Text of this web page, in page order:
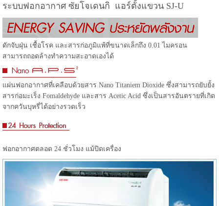
ระบบฟอกอากาศ ซัยโจเดนกิ แอร์ตั้งแขวน SJ-U
ดักจับฝุ่น เชื้อโรค และสารก่อภูมิแพ้ที่ขนาดเล็กถึง 0.01 ไมครอน
สามารถถอดล้างทำความสะอาดเองได้
แผ่นฟอกอากาศที่เคลือบด้วยสาร Nano Titaniem Dioxide ซึ่งสามารถยับยั้ง
สารก่อมะเร็ง Fomaldehyde และสาร Acetic Acid ซึ่งเป็นสารอันตรายที่เกิด
จากควันบุหรี่ได้อย่างรวดเร็ว
ฟอกอากาศตลอด 24 ชั่วโมง แม้ปิดเครื่อง